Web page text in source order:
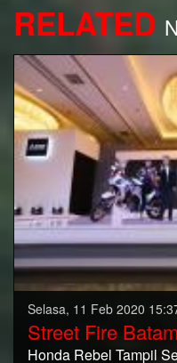
RELATED
Selasa, 11 Feb 2020
Street Fire Batam
Honda Rebel Tampil